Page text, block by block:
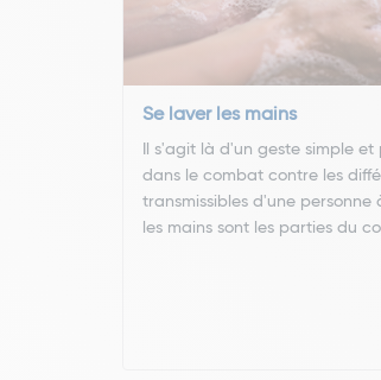
Se laver les mains
Il s'agit là d'un geste simple
dans le combat contre les
transmissibles d'une personne
les mains sont les parties du